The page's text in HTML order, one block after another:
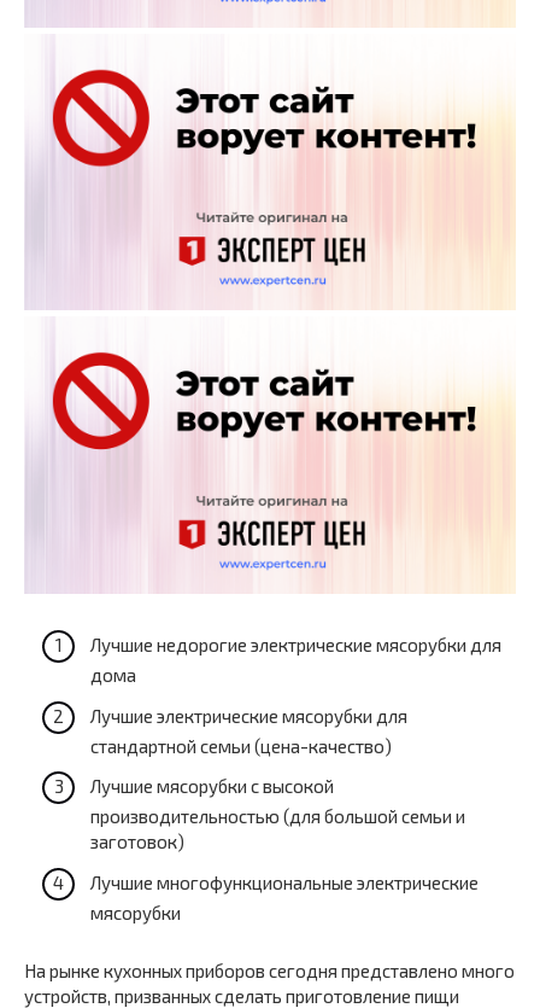
Лучшие недорогие электрические мясорубки для
дома
Лучшие электрические мясорубки для
стандартной семьи (цена-качество)
Лучшие мясорубки с высокой
производительностью (для большой семьи и
заготовок)
Лучшие многофункциональные электрические
мясорубки
На рынке кухонных приборов сегодня представлено много
устройств, призванных сделать приготовление пищи